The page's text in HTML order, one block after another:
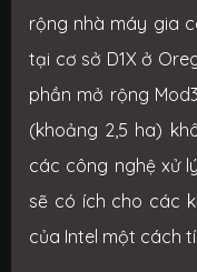
rộng nhà máy gia
tại cơ sở D1X ở
phần mở rộng
(khoảng 2,5 ha)
các công nghệ xử
sẽ có ích cho các
của Intel một cách